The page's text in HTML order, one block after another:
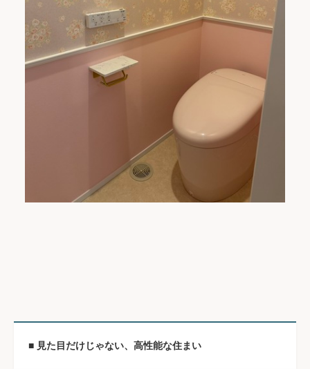
■ 見た目だけじゃない、高性能な住まい